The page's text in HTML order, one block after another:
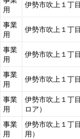
用
伊勢市吹上１丁目
事業
用
伊勢市吹上１丁目
事業
用
伊勢市吹上１丁目
事業
用
伊勢市吹上１丁目
事業
用
伊勢市吹上１丁
ロア）
事業
用
伊勢市吹上１丁
用）